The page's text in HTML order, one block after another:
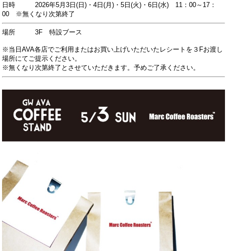
日時 2026年5月3日(日)・4日(月)・5日(火)・6日(水) 11：00～17：
00 ※無くなり次第終了
場所 3F 特設ブース
※当日AVA各店でご利用またはお買い上げいただいたレシートを３Fお渡し
場所にてご提示ください。
※無くなり次第終了とさせていただきます。予めご了承ください。